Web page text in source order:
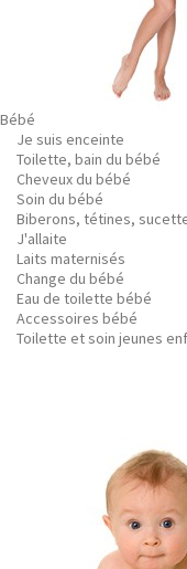
Bébé
Je suis enceinte
Toilette, bain du bébé
Cheveux du bébé
Soin du bébé
Biberons, tétines,
J'allaite
Laits maternisés
Change du bébé
Eau de toilette bébé
Accessoires bébé
Toilette et soin jeunes